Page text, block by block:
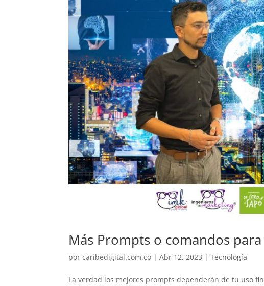
Más Prompts o comandos
porcaribedigital.com.co |Abr 12, 2023 |Tecnología
La verdad los mejores prompts dependerán de tu uso